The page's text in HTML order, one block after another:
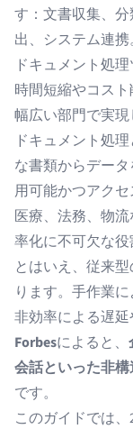
す：文書収集、
出、システム連携。
ドキュメント処
時間短縮やコス
幅広い部門で実現
ドキュメント処
な書類からデー
用可能かつアクセ
医療、法務、物
率化に不可欠な役
とはいえ、従来
ります。手作業
非効率による遅延
Forbesによると、
会話といった非
です。
このガイドでは、